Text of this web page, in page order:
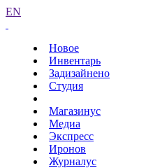
EN
Новое
Инвентарь
Задизайнено
Студия
Магазинус
Медиа
Экспресс
Иронов
Журналус